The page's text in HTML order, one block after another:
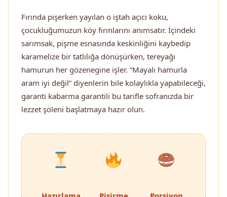
Fırında pişerken yayılan o iştah açıcı koku,
çocukluğumuzun köy fırınlarını anımsatır. İçindeki
sarımsak, pişme esnasında keskinliğini kaybedip
karamelize bir tatlılığa dönüşürken, tereyağı
hamurun her gözenegine işler. “Mayalı hamurla
aram iyi değil” diyenlerin bile kolaylıkla yapabileceği,
garanti kabarma garantili bu tarifle sofranızda bir
lezzet şöleni başlatmaya hazır olun.